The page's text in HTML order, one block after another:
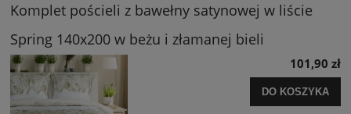
Komplet pościeli z bawełny satynowej w liście
Spring 140x200 w beżu i złamanej bieli
101,90 zł
DO KOSZYKA